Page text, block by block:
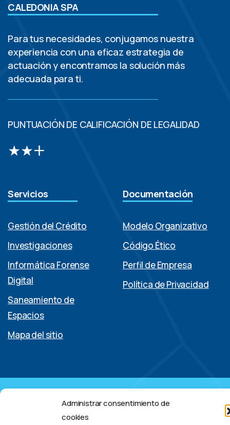
Administrar consentimiento de
cookies
CALEDONIA SPA
Para tus necesidades, conjugamos nuestra
experiencia con una eficaz estrategia de
actuación y encontramos la solución más
adecuada para ti.
PUNTUACIÓN DE CALIFICACIÓN DE LEGALIDAD
Servicios
Gestión del Crédito
Investigaciones
Informática Forense
Digital
Saneamiento de
Espacios
Mapa del sitio
Documentación
Modelo Organizativo
Código Ético
Perfil de Empresa
Política de Privacidad
08598021007 – Todos los derechos reservados